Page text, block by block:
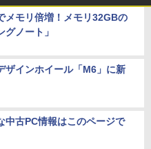
メモリ倍増！メモリ32GBの
グノート」
ザインホイール「M6」に新
中古PC情報はこのページで